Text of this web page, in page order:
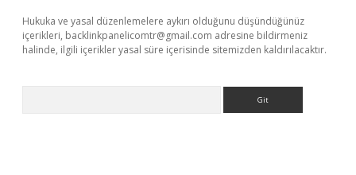
Hukuka ve yasal düzenlemelere aykırı olduğunu düşündüğünüz
içerikleri, backlinkpanelicomtr@gmail.com adresine bildirmeniz
halinde, ilgili içerikler yasal süre içerisinde sitemizden kaldırılacaktır.